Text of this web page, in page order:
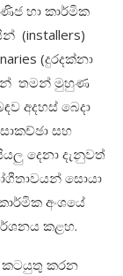
හා කාර්මික
(installers)
(දුරදක්නා
තමන් මුහුණ
අදහස් බෙදා
සාකච්ඡා සහ
දෙනා දැනුවත්
සොයා
අංශයේ
කළහ.
කටයුතු කරන